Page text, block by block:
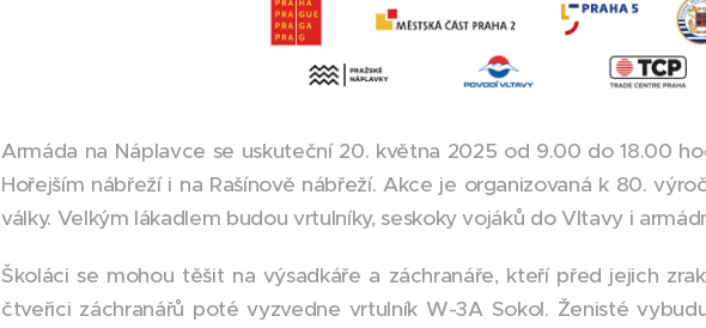
Armáda na Náplavce se uskuteční 20. května 2025 od 9.00 do 18.00
Hořejším nábřeží i na Rašínově nábřeží. Akce je organizovaná k 80.
války. Velkým lákadlem budou vrtulníky, seskoky vojáků do Vltavy i
Školáci se mohou těšit na výsadkáře a záchranáře, kteří před jejich
čtveřici záchranářů poté vyzvedne vrtulník W-3A Sokol. Ženisté